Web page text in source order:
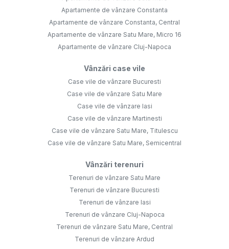
Apartamente de vânzare Constanta
Apartamente de vânzare Constanta, Central
Apartamente de vânzare Satu Mare, Micro 16
Apartamente de vânzare Cluj-Napoca
Vânzări case vile
Case vile de vânzare Bucuresti
Case vile de vânzare Satu Mare
Case vile de vânzare Iasi
Case vile de vânzare Martinesti
Case vile de vânzare Satu Mare, Titulescu
Case vile de vânzare Satu Mare, Semicentral
Vânzări terenuri
Terenuri de vânzare Satu Mare
Terenuri de vânzare Bucuresti
Terenuri de vânzare Iasi
Terenuri de vânzare Cluj-Napoca
Terenuri de vânzare Satu Mare, Central
Terenuri de vânzare Ardud